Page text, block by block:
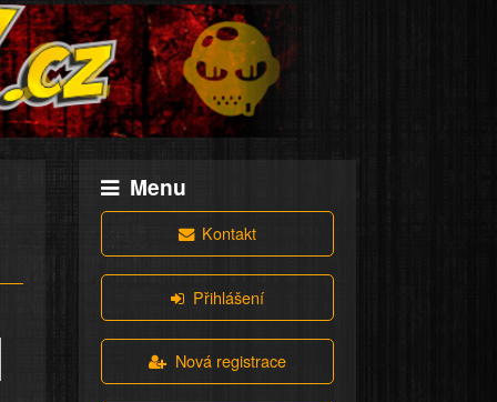
Menu
Kontakt
Přihlášení
Nová registrace